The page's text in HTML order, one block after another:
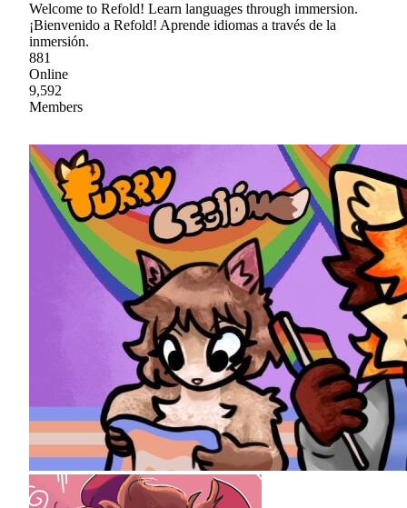
Welcome to Refold! Learn languages through immersion.
¡Bienvenido a Refold! Aprende idiomas a través de la
inmersión.
881
Online
9,592
Members